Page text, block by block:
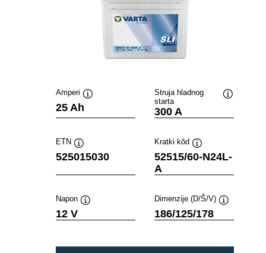
Amperi
25 Ah
Struja hladnog
starta
300 A
ETN
Tooltip
525015030
Kratki kôd
Tooltip
52515/60-N24L-
A
Napon
12 V
Dimenzije (D/Š/V)
186/125/178